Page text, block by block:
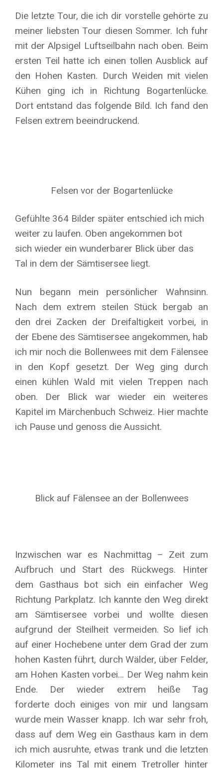
Die letzte Tour, die ich dir vorstelle gehörte zu
meiner liebsten Tour diesen Sommer. Ich fuhr
mit der Alpsigel Luftseilbahn nach oben. Beim
ersten Teil hatte ich einen tollen Ausblick auf
den Hohen Kasten. Durch Weiden mit vielen
Kühen ging ich in Richtung Bogartenlücke.
Dort entstand das folgende Bild. Ich fand den
Felsen extrem beeindruckend.
Felsen vor der Bogartenlücke
Gefühlte 364 Bilder später entschied ich mich
weiter zu laufen. Oben angekommen bot
sich wieder ein wunderbarer Blick über das
Tal in dem der Sämtisersee liegt.
Nun begann mein persönlicher Wahnsinn.
Nach dem extrem steilen Stück bergab an
den drei Zacken der Dreifaltigkeit vorbei, in
der Ebene des Sämtisersee angekommen, hab
ich mir noch die Bollenwees mit dem Fälensee
in den Kopf gesetzt. Der Weg ging durch
einen kühlen Wald mit vielen Treppen nach
oben. Der Blick war wieder ein weiteres
Kapitel im Märchenbuch Schweiz. Hier machte
ich Pause und genoss die Aussicht.
Blick auf Fälensee an der Bollenwees
Inzwischen war es Nachmittag – Zeit zum
Aufbruch und Start des Rückwegs. Hinter
dem Gasthaus bot sich ein einfacher Weg
Richtung Parkplatz. Ich kannte den Weg direkt
am Sämtisersee vorbei und wollte diesen
aufgrund der Steilheit vermeiden. So lief ich
auf einer Hochebene unter dem Grad der zum
hohen Kasten führt, durch Wälder, über Felder,
am Hohen Kasten vorbei… Der Weg nahm kein
Ende. Der wieder extrem heiße Tag
forderte doch einiges von mir und langsam
wurde mein Wasser knapp. Ich war sehr froh,
dass auf dem Weg ein Gasthaus kam in dem
ich mich ausruhte, etwas trank und die letzten
Kilometer ins Tal mit einem Tretroller hinter